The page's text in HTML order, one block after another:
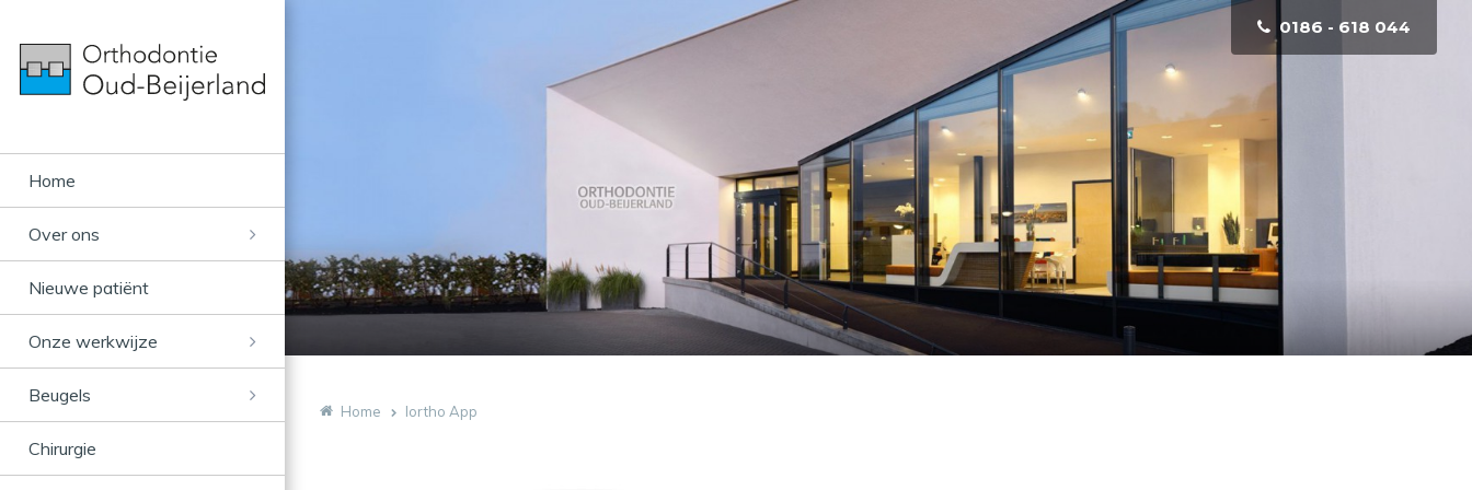
Home
Over ons
Nieuwe patiënt
Onze werkwijze
Beugels
Chirurgie
0186 - 618 044
Home Iortho App